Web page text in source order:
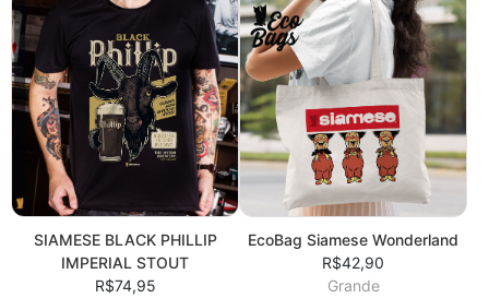
SIAMESE BLACK PHILLIP
IMPERIAL STOUT
R$74,95
EcoBag Siamese Wonderland
R$42,90
Grande